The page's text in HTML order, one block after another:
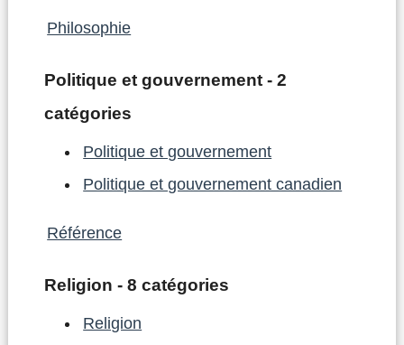
Philosophie
Politique et gouvernement - 2
catégories
Politique et gouvernement
Politique et gouvernement canadien
Référence
Religion - 8 catégories
Religion